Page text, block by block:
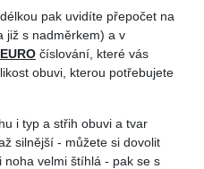
pak uvidíte přepočet na
již s nadměrkem) a v
EURO číslování, které vás
obuvi, kterou potřebujete
i typ a střih obuvi a tvar
silnější - můžete si dovolit
velmi štíhlá - pak se s